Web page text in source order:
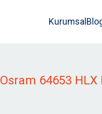
Kurumsal
Osram 64653 HLX